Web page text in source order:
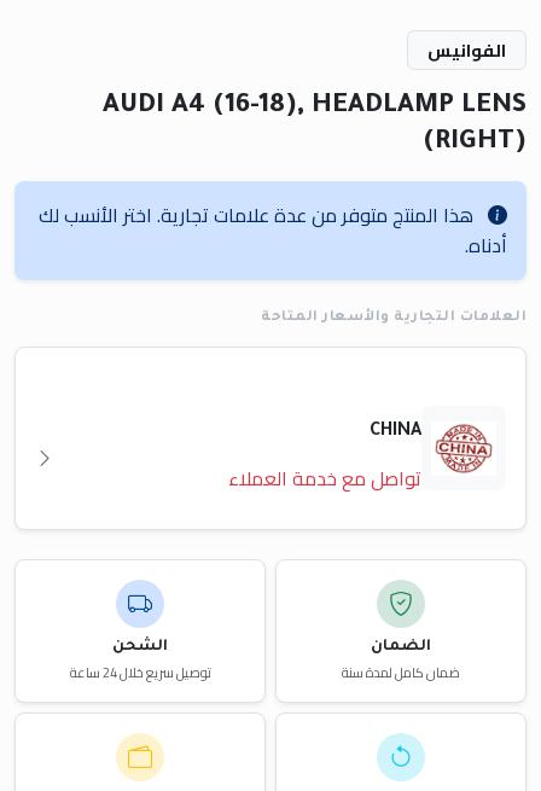
الفوانيس
AUDI A4 (16-18), HEADLAMP LENS
(RIGHT)
هذا المنتج متوفر من عدة علامات تجارية. اختر الأنسب لك
أدناه.
العلامات التجارية والأسعار المتاحة
CHINA
تواصل مع خدمة العملاء
الضمان
ضمان كامل لمدة سنة
الشحن
توصيل سريع خلال 24 ساعة